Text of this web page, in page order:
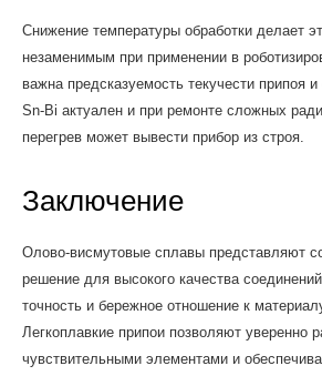
Снижение температуры обработки делает
незаменимым при применении в
важна предсказуемость текучести припоя
Sn-Bi актуален и при ремонте сложных
перегрев может вывести прибор из строя.
Заключение
Олово-висмутовые сплавы представляют
решение для высокого качества
точность и бережное отношение к
Легкоплавкие припои позволяют уверенно
чувствительными элементами и